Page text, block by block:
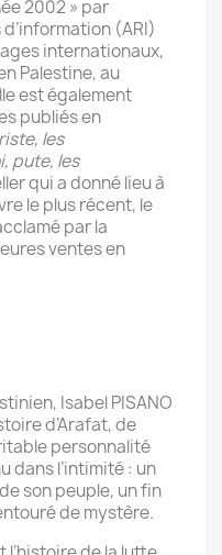
2002 » par
(ARI)
internationaux,
Palestine, au
est également
publiés en
les
pute, les
qui a donné lieu à
le plus récent, le
par la
ventes en
Isabel PISANO
d’Arafat, de
personnalité
dans l’intimité : un
son peuple, un fin
de mystère.